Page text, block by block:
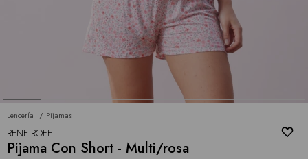
Lencería Pijamas
RENE ROFE
Pijama Con Short - Multi/rosa